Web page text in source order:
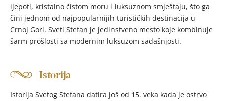
ljepoti, kristalno čistom moru i luksuznom smještaju, što ga
čini jednom od najpopularnijih turističkih destinacija u
Crnoj Gori. Sveti Stefan je jedinstveno mesto koje kombinuje
šarm prošlosti sa modernim luksuzom sadašnjosti.
Istorija
Istorija Svetog Stefana datira još od 15. veka kada je ostrvo